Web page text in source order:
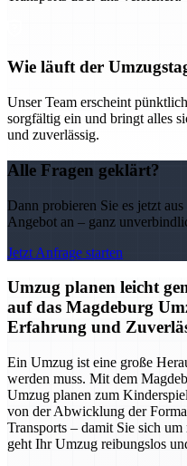
Wie läuft der
Unser Team erscheint
sorgfältig ein und bringt alles
und zuverlässig.
Alle Fragen geklärt?
Dann probieren Sie es jetzt
Angebot an – ganz
Jetzt Anfrage starten
Umzug planen leicht
auf das Magdeburg
Erfahrung und
Ein Umzug ist eine große
werden muss. Mit dem
Umzug planen zum
von der Abwicklung der
Transports – damit Sie sich
geht Ihr Umzug reibungslos